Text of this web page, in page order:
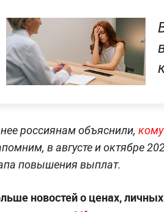
россиянам объяснили,
в августе и октябре
повышения выплат.
новостей о ценах,